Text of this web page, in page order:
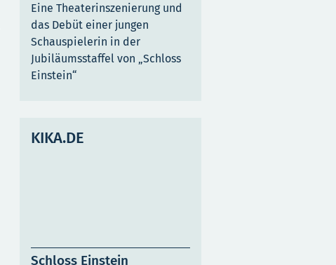
Eine Theaterinszenierung und
das Debüt einer jungen
Schauspielerin in der
Jubiläumsstaffel von „Schloss
Einstein“
KIKA.DE
Schloss Einstein